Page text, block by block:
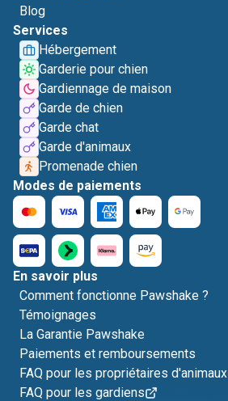
Blog
Services
Hébergement
Garderie pour chien
Gardiennage de maison
Garde de chien
Garde chat
Garde d'animaux
Promenade chien
Modes de paiements
En savoir plus
Comment fonctionne Pawshake ?
Témoignages
La Garantie Pawshake
Paiements et remboursements
FAQ pour les propriétaires d'animaux
FAQ pour les gardiens